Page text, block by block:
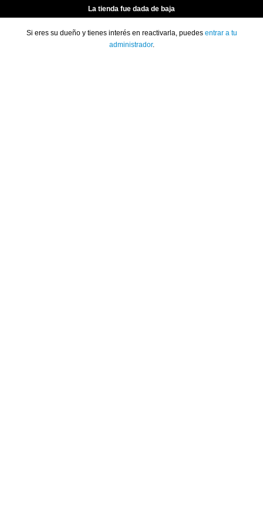
La tienda fue dada de baja
Si eres su dueño y tienes interés en reactivarla, puedes entrar a tu
administrador.